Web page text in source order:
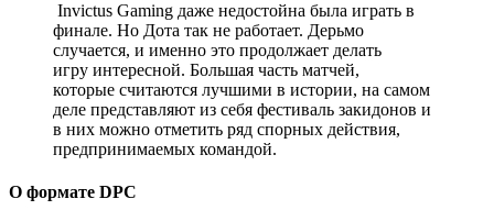
Invictus Gaming даже недостойна была играть в
финале. Но Дота так не работает. Дерьмо
случается, и именно это продолжает делать
игру интересной. Большая часть матчей,
которые считаются лучшими в истории, на самом
деле представляют из себя фестиваль закидонов и
в них можно отметить ряд спорных действия,
предпринимаемых командой.
О формате DPC